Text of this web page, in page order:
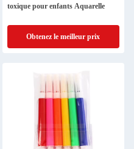
toxique pour enfants Aquarelle
Obtenez le meilleur prix